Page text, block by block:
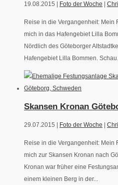
19.08.2015 | Foto der Woche
Reise in die Vergangenheit: Mein
mich in das Hafengebiet Lilla
Nördlich des Göteborger
Hafengebiet Lilla Bommen.
Skansen Kronan
29.07.2015 | Foto der Woche |
Reise in die Vergangenheit: Mein
mich zur Skansen Kronan nach
Kronan war früher eine
einem kleinen Berg in der...